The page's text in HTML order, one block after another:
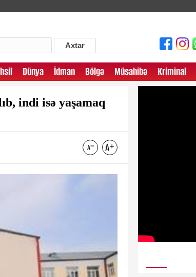
Axtar
Dünya İdman Bölgə Müsahibə Kriminal
indi isə yaşamaq